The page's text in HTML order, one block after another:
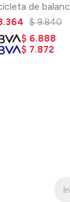
de
$ 9.840
$ 6.888
$ 7.872